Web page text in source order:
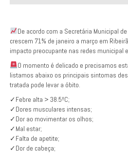
De acordo com a Secretária Municipal
crescem 71% de janeiro a março em
impacto preocupante nas redes municipal
O momento é delicado e precisamos
listamos abaixo os principais sintomas
tratada pode levar a óbito.
✓Febre alta > 38.5ºC;
✓Dores musculares intensas;
✓Dor ao movimentar os olhos;
✓Mal estar;
✓Falta de apetite;
✓Dor de cabeça;